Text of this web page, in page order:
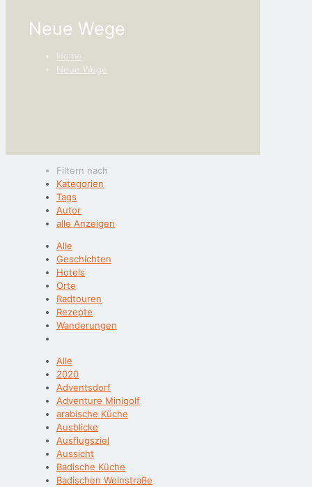
Neue Wege
Home
Neue Wege
Filtern nach
Kategorien
Tags
Autor
alle Anzeigen
Alle
Geschichten
Hotels
Orte
Radtouren
Rezepte
Wanderungen
Alle
2020
Adventsdorf
Adventure Minigolf
arabische Küche
Ausblicke
Ausflugsziel
Aussicht
Badische Küche
Badischen Weinstraße